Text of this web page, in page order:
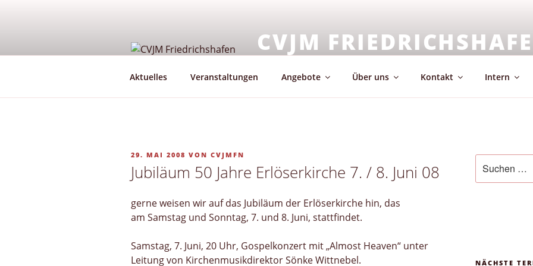
CVJM
Aktuelles Veranstaltungen Angebote Über uns Kontakt Intern
VERÖFFENTLICHT
29. MAI 2008 VON CVJMFN
Jubiläum 50 Jahre Erlöserkirche 7. / 8. Juni 08
gerne weisen wir auf das Jubiläum der Erlöserkirche hin, das
am Samstag und Sonntag, 7. und 8. Juni, stattfindet.
Samstag, 7. Juni, 20 Uhr, Gospelkonzert mit „Almost Heaven“ unter
Leitung von Kirchenmusikdirektor Sönke Wittnebel.
nach:
NÄCHSTE